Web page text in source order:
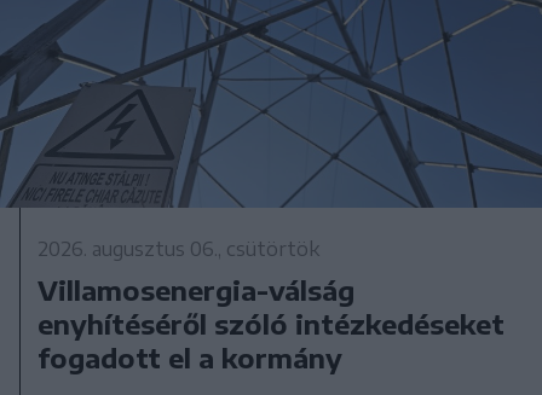
2026. augusztus 06., csütörtök
Villamosenergia-válság
enyhítéséről szóló intézkedéseket
fogadott el a kormány